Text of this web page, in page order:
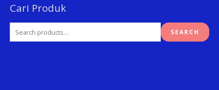
Cari Produk
Search
SEARCH